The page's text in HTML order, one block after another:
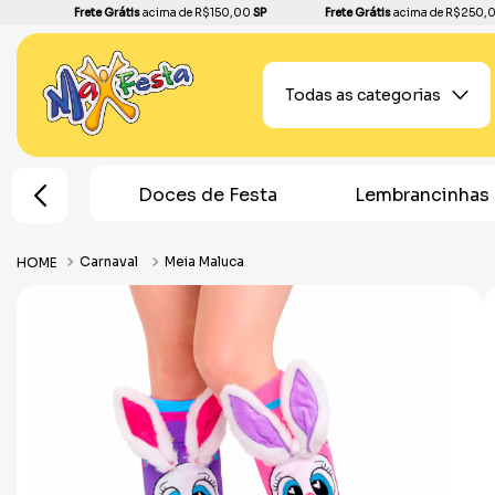
Frete Grátisacima de R$150,00 SP Frete Grátisacima de
Todas as categorias
Pop Doces de Festa Lembrancinhas
Carnaval Meia Maluca